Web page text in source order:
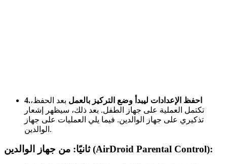
4.احفظ الإعدادات ليبدأ وضع التركيز بالعمل بعد الحفظ،
تكتمل العملية على جهاز الطفل. بعد ذلك، سيظهر إشعار
تذكيري على جهاز الوالدين. فيما يلي العمليات على جهاز
الوالدين.
ثانيًا: من جهاز الوالدين (AirDroid Parental Control):